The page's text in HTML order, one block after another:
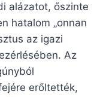
alázatot, őszinte
hatalom „onnan
az igazi
Az
erőltették,